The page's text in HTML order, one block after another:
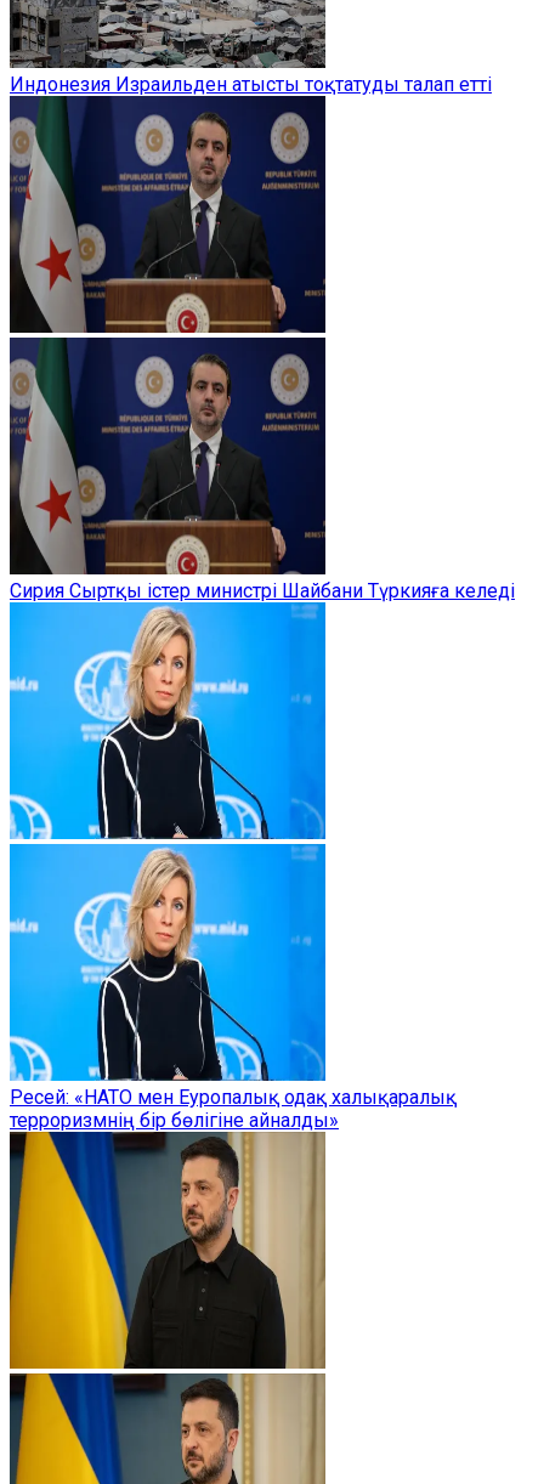
Индонезия Израильден атысты тоқтатуды талап етті
Сирия Сыртқы істер министрі Шайбани Түркияға келеді
Ресей: «НАТО мен Еуропалық одақ халықаралық
терроризмнің бір бөлігіне айналды»